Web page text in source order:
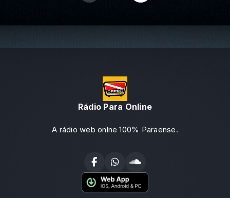
Rádio Para Online
A rádio web onlne 100% Paraense.